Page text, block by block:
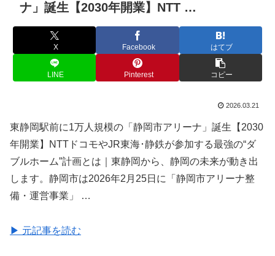
ナ」誕生【2030年開業】NTT …
X Facebook はてブ
LINE Pinterest コピー
2026.03.21
東静岡駅前に1万人規模の「静岡市アリーナ」誕生【2030
年開業】NTTドコモやJR東海･静鉄が参加する最強の“ダ
ブルホーム”計画とは｜東静岡から、静岡の未来が動き出
します。静岡市は2026年2月25日に「静岡市アリーナ整
備・運営事業」 …
▶ 元記事を読む